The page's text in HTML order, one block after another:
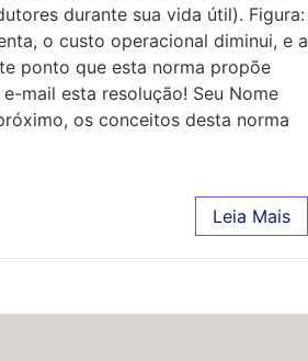
durante sua vida útil). Figura:
o custo operacional diminui, e a
ponto que esta norma propõe
mail esta resolução! Seu Nome
os conceitos desta norma
Leia Mais